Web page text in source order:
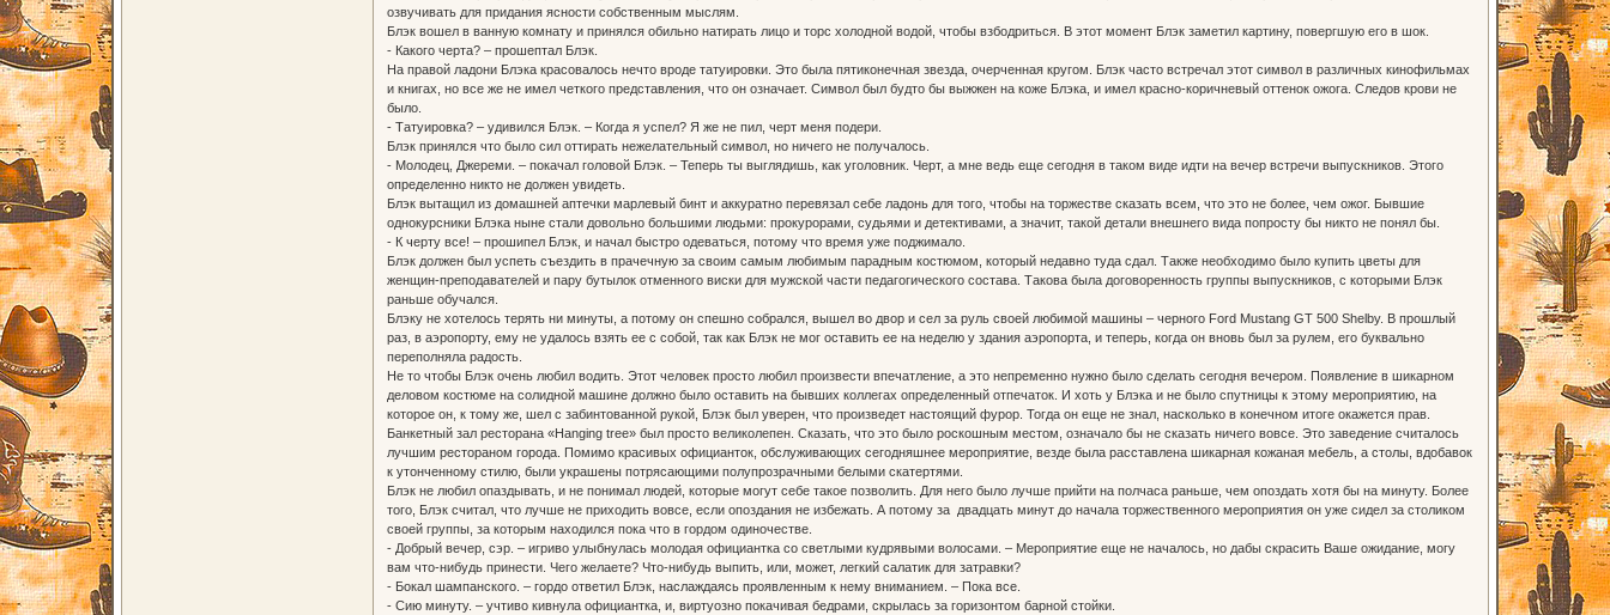
озвучивать для придания ясности собственным мыслям.
Блэк вошел в ванную комнату и принялся обильно натирать лицо и торс холодной водой, чтобы взбодриться. В этот момент Блэк заметил картину, повергшую его в шок.
- Какого черта? – прошептал Блэк.
На правой ладони Блэка красовалось нечто вроде татуировки. Это была пятиконечная звезда, очерченная кругом. Блэк часто встречал этот символ в различных кинофильмах
и книгах, но все же не имел четкого представления, что он означает. Символ был будто бы выжжен на коже Блэка, и имел красно-коричневый оттенок ожога. Следов крови не
было.
- Татуировка? – удивился Блэк. – Когда я успел? Я же не пил, черт меня подери.
Блэк принялся что было сил оттирать нежелательный символ, но ничего не получалось.
- Молодец, Джереми. – покачал головой Блэк. – Теперь ты выглядишь, как уголовник. Черт, а мне ведь еще сегодня в таком виде идти на вечер встречи выпускников. Этого
определенно никто не должен увидеть.
Блэк вытащил из домашней аптечки марлевый бинт и аккуратно перевязал себе ладонь для того, чтобы на торжестве сказать всем, что это не более, чем ожог. Бывшие
однокурсники Блэка ныне стали довольно большими людьми: прокурорами, судьями и детективами, а значит, такой детали внешнего вида попросту бы никто не понял бы.
- К черту все! – прошипел Блэк, и начал быстро одеваться, потому что время уже поджимало.
Блэк должен был успеть съездить в прачечную за своим самым любимым парадным костюмом, который недавно туда сдал. Также необходимо было купить цветы для
женщин-преподавателей и пару бутылок отменного виски для мужской части педагогического состава. Такова была договоренность группы выпускников, с которыми Блэк
раньше обучался.
Блэку не хотелось терять ни минуты, а потому он спешно собрался, вышел во двор и сел за руль своей любимой машины – черного Ford Mustang GT 500 Shelby. В прошлый
раз, в аэропорту, ему не удалось взять ее с собой, так как Блэк не мог оставить ее на неделю у здания аэропорта, и теперь, когда он вновь был за рулем, его буквально
переполняла радость.
Не то чтобы Блэк очень любил водить. Этот человек просто любил произвести впечатление, а это непременно нужно было сделать сегодня вечером. Появление в шикарном
деловом костюме на солидной машине должно было оставить на бывших коллегах определенный отпечаток. И хоть у Блэка и не было спутницы к этому мероприятию, на
которое он, к тому же, шел с забинтованной рукой, Блэк был уверен, что произведет настоящий фурор. Тогда он еще не знал, насколько в конечном итоге окажется прав.
Банкетный зал ресторана «Hanging tree» был просто великолепен. Сказать, что это было роскошным местом, означало бы не сказать ничего вовсе. Это заведение считалось
лучшим рестораном города. Помимо красивых официанток, обслуживающих сегодняшнее мероприятие, везде была расставлена шикарная кожаная мебель, а столы, вдобавок
к утонченному стилю, были украшены потрясающими полупрозрачными белыми скатертями.
Блэк не любил опаздывать, и не понимал людей, которые могут себе такое позволить. Для него было лучше прийти на полчаса раньше, чем опоздать хотя бы на минуту. Более
того, Блэк считал, что лучше не приходить вовсе, если опоздания не избежать. А потому за двадцать минут до начала торжественного мероприятия он уже сидел за столиком
своей группы, за которым находился пока что в гордом одиночестве.
- Добрый вечер, сэр. – игриво улыбнулась молодая официантка со светлыми кудрявыми волосами. – Мероприятие еще не началось, но дабы скрасить Ваше ожидание, могу
вам что-нибудь принести. Чего желаете? Что-нибудь выпить, или, может, легкий салатик для затравки?
- Бокал шампанского. – гордо ответил Блэк, наслаждаясь проявленным к нему вниманием. – Пока все.
- Сию минуту. – учтиво кивнула официантка, и, виртуозно покачивая бедрами, скрылась за горизонтом барной стойки.